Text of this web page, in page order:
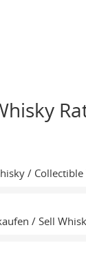
/ Collectible
/ Sell